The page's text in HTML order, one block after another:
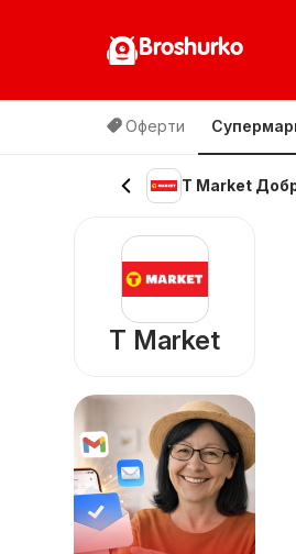
Broshurko
Оферти
T Market
T Market